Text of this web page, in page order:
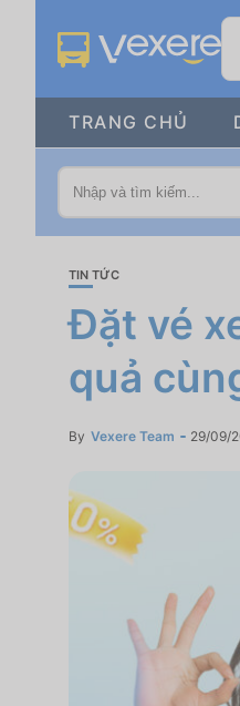
TRANG CHỦ
TIN TỨC
Đặt vé
quả
By Vexere Team 29/09/